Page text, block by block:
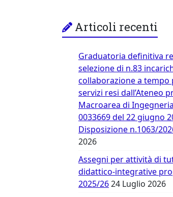
Tor
Vergata
Articoli recenti
Graduatoria definitiva
selezione di n.83
collaborazione a tempo
servizi resi dall’Ateneo
Macroarea di
0033669 del 22 giugno
Disposizione n.1063/
2026
Assegni per attività di
didattico-integrative
2025/2624 Luglio 2026